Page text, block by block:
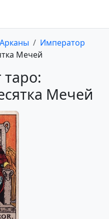
Император
Мечей
Мечей